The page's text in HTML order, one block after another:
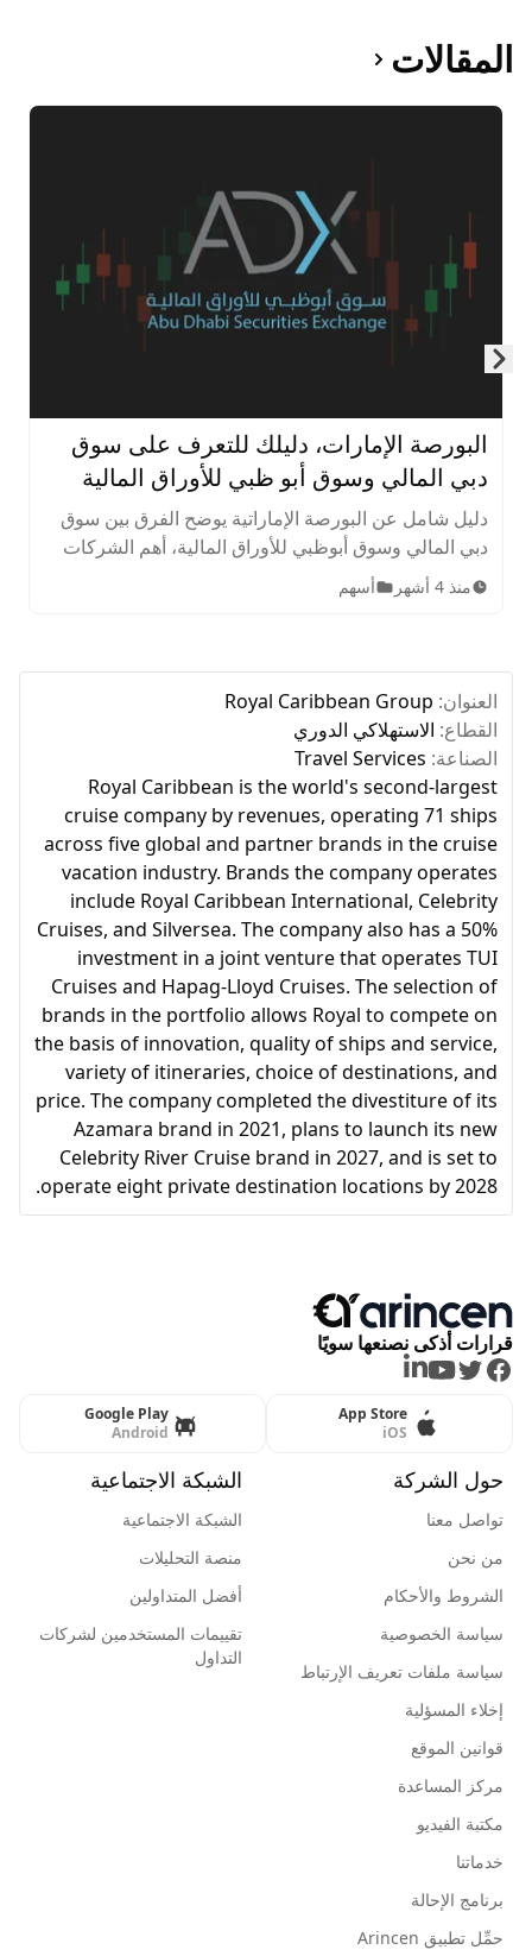
المقالات
البورصة الإمارات، دليلك للتعرف على سوق
دبي المالي وسوق أبو ظبي للأوراق المالية
دليل شامل عن البورصة الإماراتية يوضح الفرق بين سوق
دبي المالي وسوق أبوظبي للأوراق المالية، أهم الشركات
المدرجة، الأصول المتاحة، ساعات التداول، وخطوات
الاستثمار للمبتدئين.
منذ 4 أشهر أسهم
العنوان: Royal Caribbean Group
القطاع: الاستهلاكي الدوري
الصناعة: Travel Services
Royal Caribbean is the world's second-largest
cruise company by revenues, operating 71 ships
across five global and partner brands in the cruise
vacation industry. Brands the company operates
include Royal Caribbean International, Celebrity
Cruises, and Silversea. The company also has a 50%
investment in a joint venture that operates TUI
Cruises and Hapag-Lloyd Cruises. The selection of
brands in the portfolio allows Royal to compete on
the basis of innovation, quality of ships and service,
variety of itineraries, choice of destinations, and
price. The company completed the divestiture of its
Azamara brand in 2021, plans to launch its new
Celebrity River Cruise brand in 2027, and is set to
operate eight private destination locations by 2028.
قرارات أذكى نصنعها سويًا
Facebook
Twitter
Youtube
LinkedIn
App Store
iOS
Google Play
Android
حول الشركة
تواصل معنا
من نحن
الشروط والأحكام
سياسة الخصوصية
سياسة ملفات تعريف الإرتباط
إخلاء المسؤلية
قوانين الموقع
مركز المساعدة
مكتبة الفيديو
خدماتنا
برنامج الإحالة
حمِّل تطبيق Arincen
الشبكة الاجتماعية
الشبكة الاجتماعية
منصة التحليلات
أفضل المتداولين
تقييمات المستخدمين لشركات
التداول